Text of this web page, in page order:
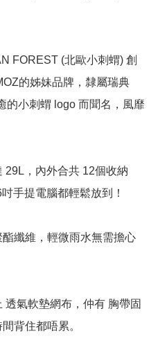
FOREST (北歐小刺蝟) 創
的姊妹品牌，隸屬瑞典
的小刺蝟 logo 而聞名，風靡
29L，內外合共 12個收納
手提電腦都輕鬆放到！
纖維，輕微雨水無需擔心
透氣軟墊網布，仲有 胸帶固
背住都唔累。